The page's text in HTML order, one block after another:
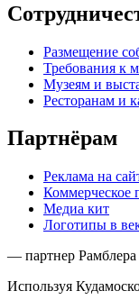
Размещение
Требования к
Музеям и
Ресторанам и
Партнёрам
Реклама на
Коммерческое
Медиа кит
Логотипы в
— партнер Рамблера
Используя